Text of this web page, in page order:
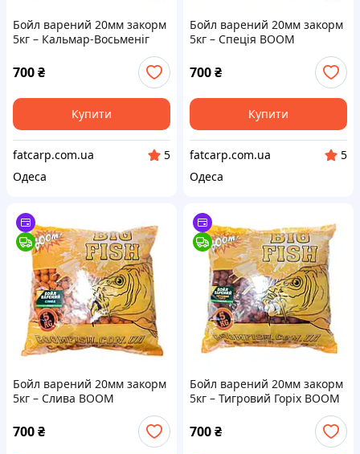
Бойл варений 20мм закорм
5кг – Кальмар-Восьменіг
700₴
Купити
fatcarp.com.ua
5
Одеса
Бойл варений 20мм закорм
5кг – Спеція BOOM
700₴
Купити
fatcarp.com.ua
5
Одеса
Бойл варений 20мм закорм
5кг – Слива BOOM
700₴
Бойл варений 20мм закорм
5кг – Тигровий Горіх BOOM
700₴